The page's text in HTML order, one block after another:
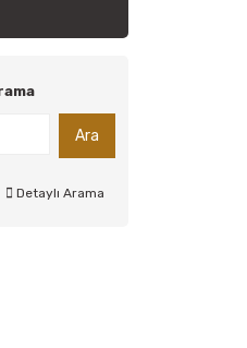
Ara
Detaylı Arama